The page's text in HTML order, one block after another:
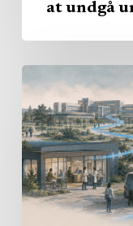
at undgå
skal
levere
det
nære
sundhedsvæsen?